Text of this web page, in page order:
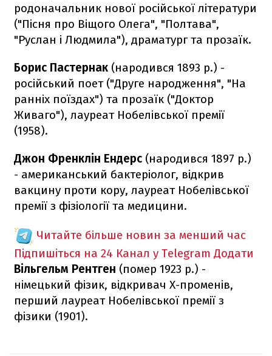
родоначальник нової російської літератури
("Пісня про Віщого Олега", "Полтава",
"Руслан і Людмила"), драматург та прозаїк.
Борис Пастернак (народився 1893 р.) -
російський поет ("Друге народження", "На
ранніх поїздах") та прозаїк ("Доктор
Живаго"), лауреат Нобелівської премії
(1958).
Джон Френклін Ендерс (народився 1897 р.)
- американський бактеріолог, відкрив
вакцину проти кору, лауреат Нобелівської
премії з фізіології та медицини.
Читайте більше новин за менший час
Підпишіться на 24 Канал у Telegram Додати
Вільгельм Рентген (помер 1923 р.) -
німецький фізик, відкривач Х-променів,
перший лауреат Нобелівської премії з
фізики (1901).